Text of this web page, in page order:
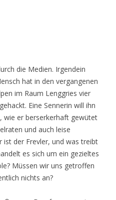
die Medien. Irgendein
hat in den vergangenen
im Raum Lenggries vier
Eine Sennerin will ihn
wie er berserkerhaft gewütet
und auch leise
ist der Frevler, und was treibt
es sich um ein gezieltes
Müssen wir uns getroffen
nichts an?